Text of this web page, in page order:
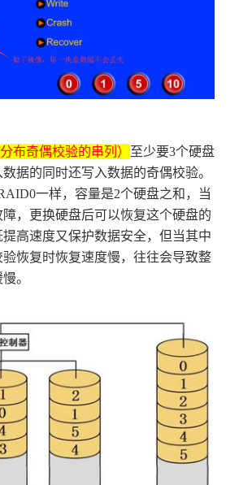
分布奇偶校验的串列） 至少要3个硬盘
据的同时还写入数据的奇偶校验。
一样，容量是2个硬盘之和，当
，更换硬盘后可以恢复这个硬盘的
提高速度又保护数据安全，但当其中
恢复时恢复速度慢，往往会导致整
。